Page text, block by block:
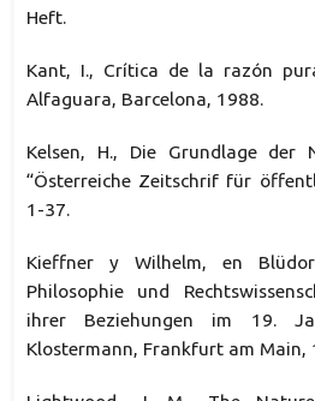
Heft.
Kant, I., Crítica de la razón
Alfaguara, Barcelona, 1988.
Kelsen, H., Die Grundlage der
“Österreiche Zeitschrif für
1-37.
Kieffner y Wilhelm, en
Philosophie und
ihrer Beziehungen im 19.
Klostermann, Frankfurt am Main,